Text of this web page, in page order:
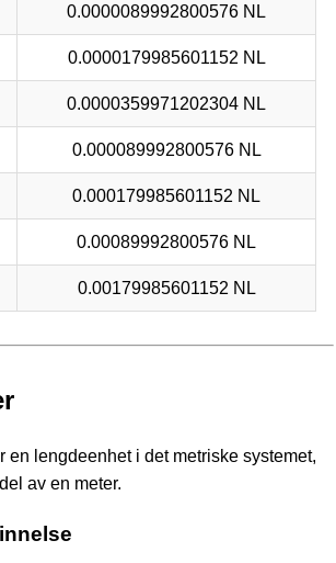
0.0000089992800576 NL
0.0000179985601152 NL
0.0000359971202304 NL
0.000089992800576 NL
0.000179985601152 NL
0.00089992800576 NL
0.00179985601152 NL
en lengdeenhet i det metriske systemet,
av en meter.